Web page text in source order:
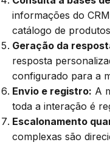
informações do
catálogo de produtos
Geração da
resposta
configurado para a
Envio e registro: A
toda a interação é
Escalonamento
complexas são